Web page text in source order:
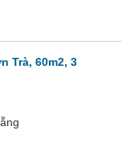
Trà, 60m2, 3